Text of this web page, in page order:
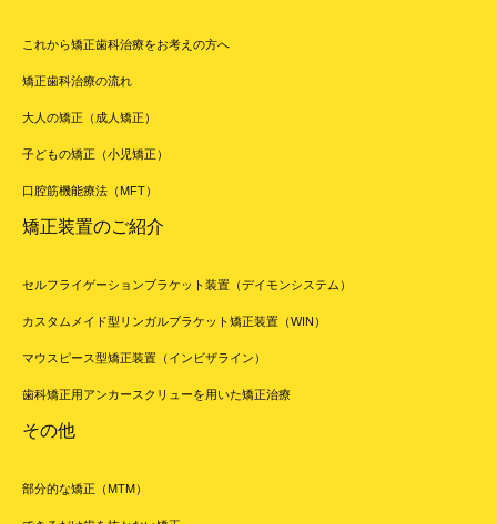
これから矯正歯科治療をお考えの方へ
矯正歯科治療の流れ
大人の矯正（成人矯正）
子どもの矯正（小児矯正）
口腔筋機能療法（MFT）
矯正装置のご紹介
セルフライゲーションブラケット装置（デイモンシステム）
カスタムメイド型リンガルブラケット矯正装置（WIN）
マウスピース型矯正装置（インビザライン）
歯科矯正用アンカースクリューを用いた矯正治療
その他
部分的な矯正（MTM）